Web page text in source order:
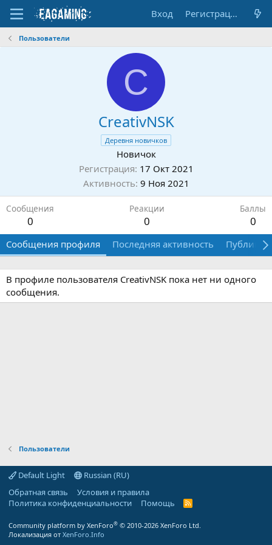
Вход Регистрация
Пользователи
C
CreativNSK
Деревня новичков
Новичок
Регистрация 17 Окт 2021
Активность 9 Ноя 2021
Сообщения
0
Реакции
0
Баллы
0
Сообщения профиля Последняя активность
В профиле пользователя CreativNSK пока нет ни одного
сообщения.
Пользователи
Default Light
Russian (RU)
Обратная связь
Условия и правила
Политика конфиденциальности
Помощь
R
Community platform by XenForo® © 2010-2026 XenForo Ltd.
Локализация от XenForo.Info